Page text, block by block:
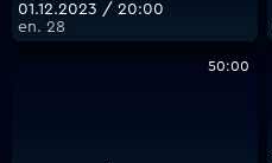
01.12.2023 / 20:00
еп. 28
50:00